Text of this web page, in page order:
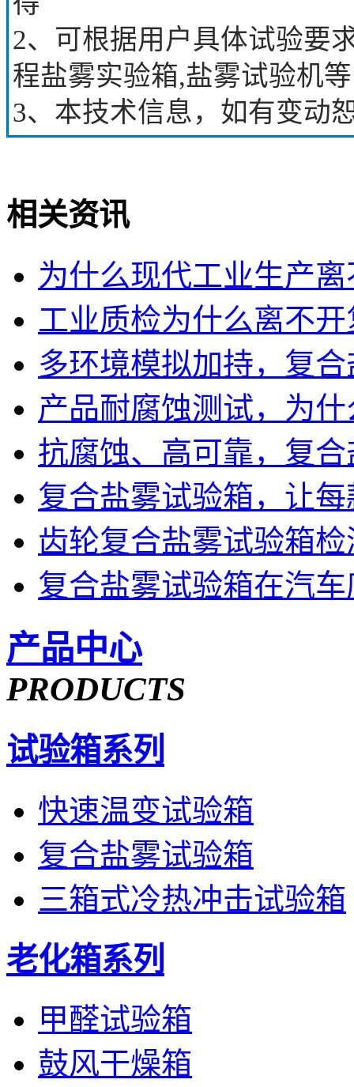
2、可根据用户具体试验要
程盐雾实验箱,盐雾试验机等
3、本技术信息，如有变动
相关资讯
为什么现代工业生产
工业质检为什么离不
多环境模拟加持，复
产品耐腐蚀测试，为
抗腐蚀、高可靠，复
复合盐雾试验箱，让
齿轮复合盐雾试验箱
复合盐雾试验箱在汽
产品中心
PRODUCTS
试验箱系列
快速温变试验箱
复合盐雾试验箱
三箱式冷热冲击试验箱
老化箱系列
甲醛试验箱
鼓风干燥箱